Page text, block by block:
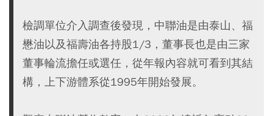
檢調單位介入調查後發現，中聯油是由泰山、福
懋油以及福壽油各持股1/3，董事長也是由三家
董事輪流擔任或選任，從年報內容就可看到其結
構，上下游體系從1995年開始發展。